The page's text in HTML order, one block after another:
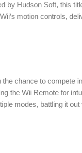
by Hudson Soft, this
motion controls,
chance to compete
the Wii Remote for
modes, battling it